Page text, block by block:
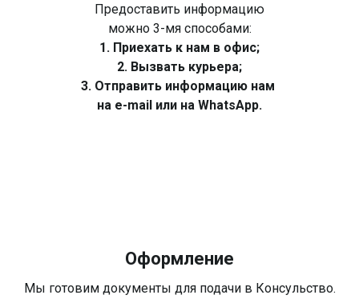
Предоставить информацию
можно 3-мя способами:
1. Приехать к нам в офис;
2. Вызвать курьера;
3. Отправить информацию нам
на e-mail или на WhatsApp.
Оформление
Мы готовим документы для подачи в Консульство.